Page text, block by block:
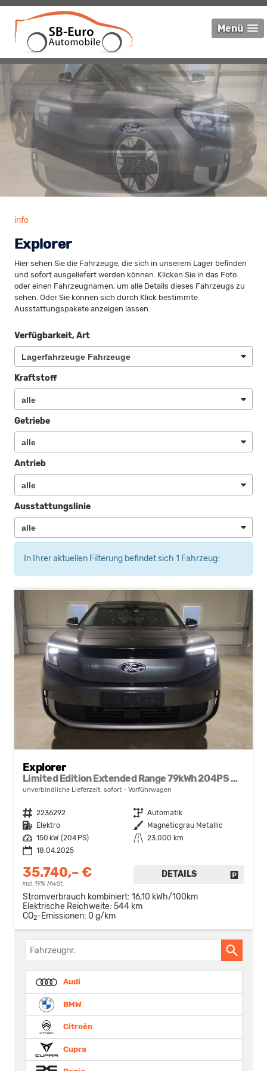
Menü
info
Explorer
Hier sehen Sie die Fahrzeuge, die sich in unserem Lager befinden
und sofort ausgeliefert werden können. Klicken Sie in das Foto
oder einen Fahrzeugnamen, um alle Details dieses Fahrzeugs zu
sehen. Oder Sie können sich durch Klick bestimmte
Ausstattungspakete anzeigen lassen.
Verfügbarkeit, Art
Kraftstoff
Getriebe
Antrieb
Ausstattungslinie
In Ihrer aktuellen Filterung befindet sich 1 Fahrzeug:
Explorer
Limited Edition Extended Range 79kWh 204PS Automatik-el.AHK-Wärmepumpe-AppleCarPlay-AndroidAuto-Klimaautomatik-Winterpaket-Kamera-2xPDC-Keyless-21''-sofort
unverbindliche Lieferzeit: sofort Vorführwagen
Fahrzeugnr. 2236292 Getriebe Automatik
Kraftstoff
Elektro Außenfarbe
Magneticgrau Metallic
Leistung
150 kW (204 PS) Kilometerstand
23.000 km
18.04.2025
35.740,– €
incl. 19% MwSt.
DETAILS
Stromverbrauch kombiniert: 16,10 kWh/100km
Elektrische Reichweite: 544 km
CO2-Emissionen: 0 g/km
Fahrzeugnr.
Audi
BMW
Citroën
Cupra